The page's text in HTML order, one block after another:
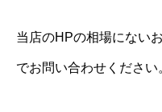
当店のHPの相場にない
でお問い合わせください